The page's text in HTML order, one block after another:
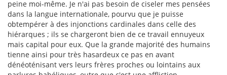
peine moi-même. Je n'ai pas besoin de ciseler mes pensées
dans la langue internationale, pourvu que je puisse
obtempérer à des injonctions cardinales dans celle des
hiérarques ; ils se chargeront bien de ce travail ennuyeux
mais capital pour eux. Que la grande majorité des humains
tienne ainsi pour très hasardeux ce pas en avant
dénéoténisant vers leurs frères proches ou lointains aux